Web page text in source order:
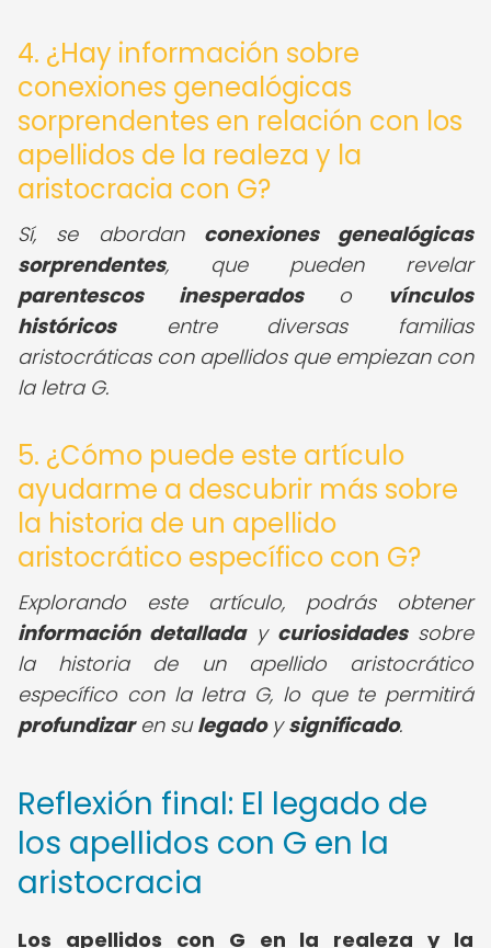
4. ¿Hay información sobre
conexiones genealógicas
sorprendentes en relación con los
apellidos de la realeza y la
aristocracia con G?
Sí, se abordan conexiones genealógicas
sorprendentes, que pueden revelar
parentescos inesperadoso vínculos
históricosentre diversas familias
aristocráticas con apellidos que empiezan con
la letra G.
5. ¿Cómo puede este artículo
ayudarme a descubrir más sobre
la historia de un apellido
aristocrático específico con G?
Explorando este artículo, podrás obtener
información detalladay curiosidadessobre
la historia de un apellido aristocrático
específico con la letra G, lo que te permitirá
profundizaren sulegadoysignificado.
Reflexión final: El legado de
los apellidos con G en la
aristocracia
Los apellidos con G en la realeza y la